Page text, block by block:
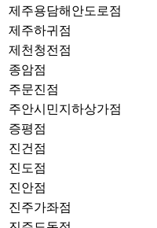
제주용담해안도로점
제주하귀점
제천청전점
종암점
주문진점
주안시민지하상가점
증평점
진건점
진도점
진안점
진주가좌점